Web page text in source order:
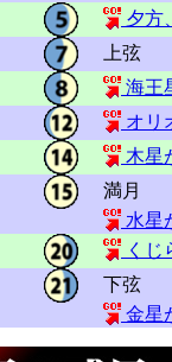
夕方
上弦
海王
オリ
木星
満月
水星
くじ
下弦
金星